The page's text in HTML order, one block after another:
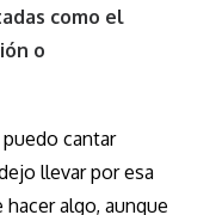
como el
o
cantar
llevar por esa
algo, aunque